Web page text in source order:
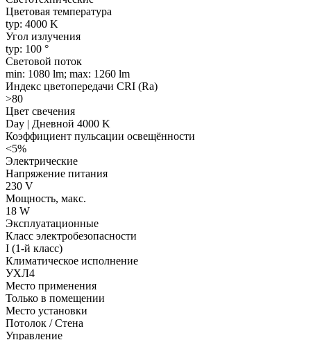
Цветовая температура
typ: 4000 K
Угол излучения
typ: 100 °
Световой поток
min: 1080 lm; max: 1260 lm
Индекс цветопередачи CRI (Ra)
>80
Цвет свечения
Day | Дневной 4000 K
Коэффициент пульсации освещённости
<5%
Электрические
Напряжение питания
230 V
Мощность, макс.
18 W
Эксплуатационные
Класс электробезопасности
I (1-й класс)
Климатическое исполнение
УХЛ4
Место применения
Только в помещении
Место установки
Потолок / Cтена
Управление